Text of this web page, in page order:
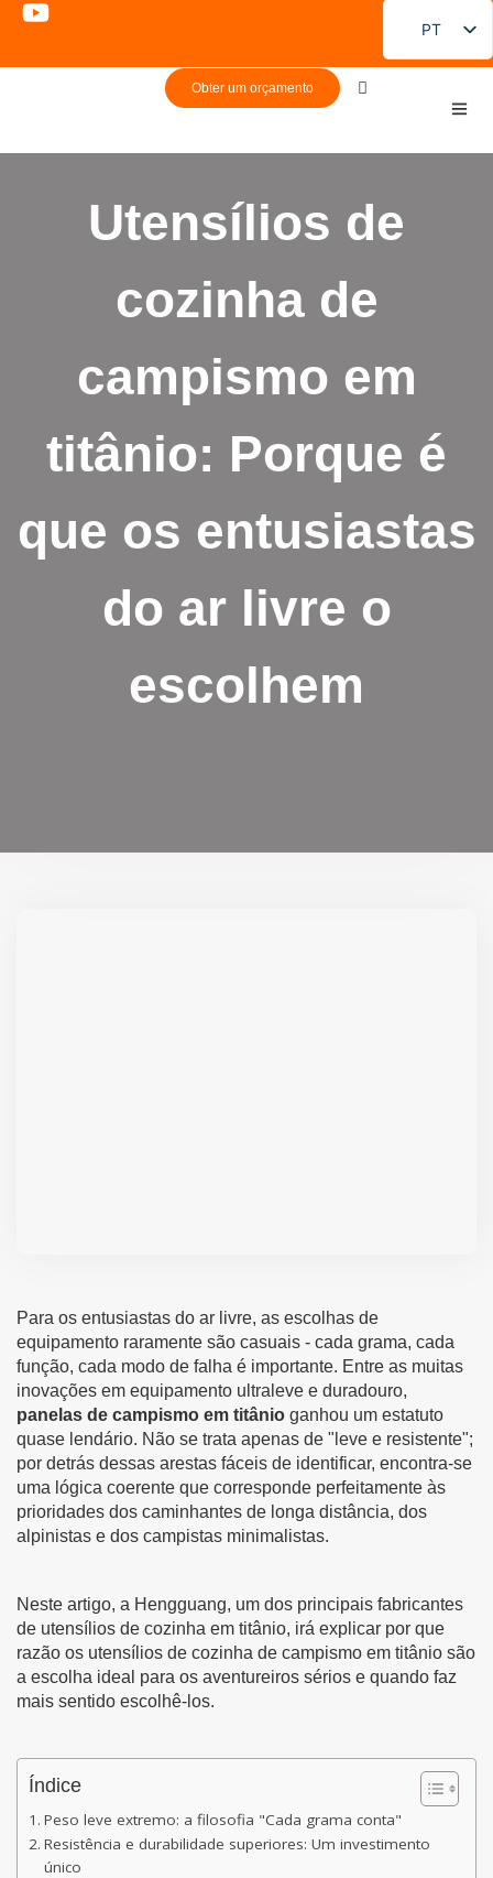
PT
EN
Obter um orçamento
Utensílios de
cozinha de
campismo em
titânio: Porque é
que os entusiastas
do ar livre o
escolhem
Para os entusiastas do ar livre, as escolhas de
equipamento raramente são casuais - cada grama, cada
função, cada modo de falha é importante. Entre as muitas
inovações em equipamento ultraleve e duradouro,
panelas de campismo em titânio ganhou um estatuto
quase lendário. Não se trata apenas de "leve e resistente";
por detrás dessas arestas fáceis de identificar, encontra-se
uma lógica coerente que corresponde perfeitamente às
prioridades dos caminhantes de longa distância, dos
alpinistas e dos campistas minimalistas.
Neste artigo, a Hengguang, um dos principais fabricantes
de utensílios de cozinha em titânio, irá explicar por que
razão os utensílios de cozinha de campismo em titânio são
a escolha ideal para os aventureiros sérios e quando faz
mais sentido escolhê-los.
Índice
Peso leve extremo: a filosofia "Cada grama conta"
Resistência e durabilidade superiores: Um investimento
único